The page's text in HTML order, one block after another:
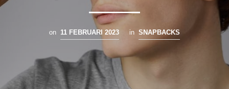
on 11 FEBRUARI 2023 in SNAPBACKS